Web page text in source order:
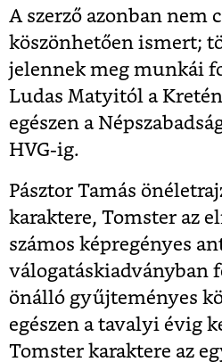
A szerző azonban nem
köszönhetően ismert;
jelennek meg munkái
Ludas Matyitól a
egészen a
HVG-ig.
Pásztor Tamás
karaktere, Tomster az
számos képregényes
válogatáskiadványban
önálló gyűjteményes
egészen a tavalyi évig
Tomster karaktere az